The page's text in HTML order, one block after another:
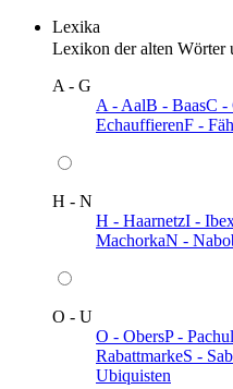
Lexika
Lexikon der alten Wörter
A - G
A - AalB - BaasC -
EchauffierenF -
H - N
H - HaarnetzI -
MachorkaN -
O - U
O - ObersP -
RabattmarkeS -
Ubiquisten